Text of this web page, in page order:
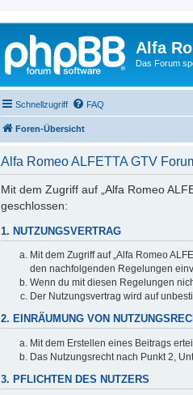
Alfa
Das Forum
Schnellzugriff FAQ
Foren-Übersicht
Alfa Romeo ALFETTA GTV
Mit dem Zugriff auf „Alfa Romeo
geschlossen:
1. NUTZUNGSVERTRAG
Mit dem Zugriff auf „Alfa Romeo
den nachfolgenden Regelungen
Wenn du mit diesen Regelungen
Der Nutzungsvertrag wird auf
2. EINRÄUMUNG VON
Mit dem Erstellen eines Beitrags
Das Nutzungsrecht nach Punkt 2,
3. PFLICHTEN DES NUTZERS